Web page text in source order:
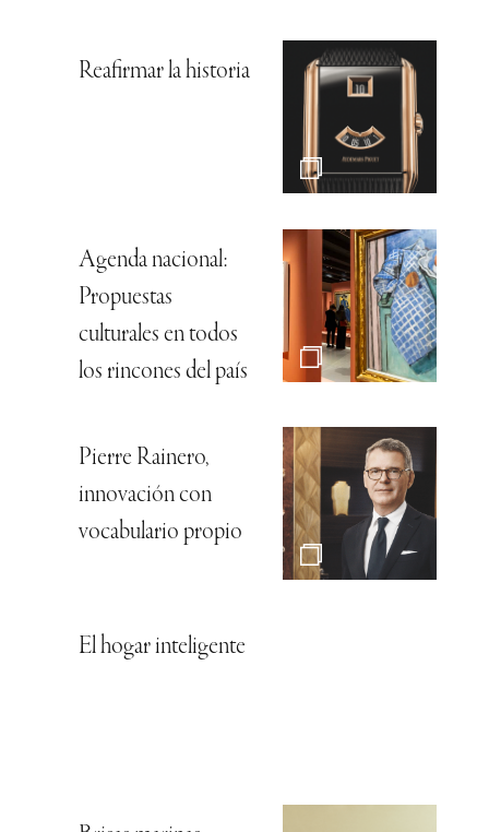
Reafirmar la historia
Agenda nacional:
Propuestas
culturales en todos
los rincones del país
Pierre Rainero,
innovación con
vocabulario propio
El hogar inteligente